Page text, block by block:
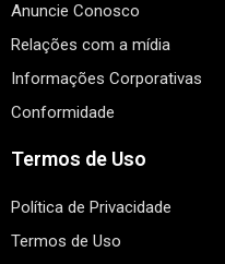
Anuncie Conosco
Relações com a mídia
Informações Corporativas
Conformidade
Termos de Uso
Política de Privacidade
Termos de Uso